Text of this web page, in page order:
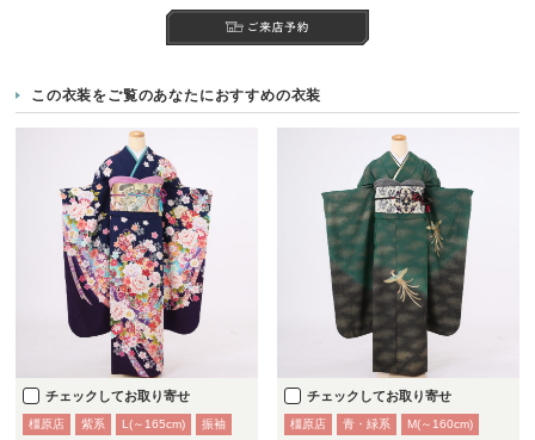
この衣装をご覧のあなたにおすすめの衣装
チェックしてお取り寄せ
橿原店 紫系 L(～165cm) 振袖
チェックしてお取り寄せ
橿原店 青・緑系 M(～160cm)